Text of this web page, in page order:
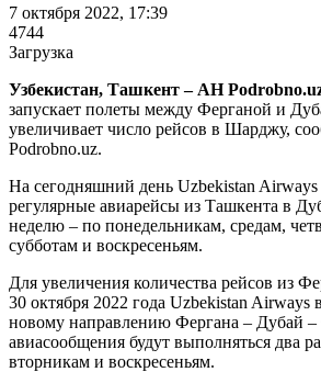
7 октября 2022, 17:39
4744
Загрузка
Узбекистан, Ташкент – АН
запускает полеты между Ферганой и
увеличивает число рейсов в Шарджу,
Podrobno.uz.
На сегодняшний день Uzbekistan
регулярные авиарейсы из Ташкента в
неделю – по понедельникам, средам,
субботам и воскресеньям.
Для увеличения количества рейсов из
30 октября 2022 года Uzbekistan Airways
новому направлению Фергана – Дубай –
авиасообщения будут выполняться два
вторникам и воскресеньям.